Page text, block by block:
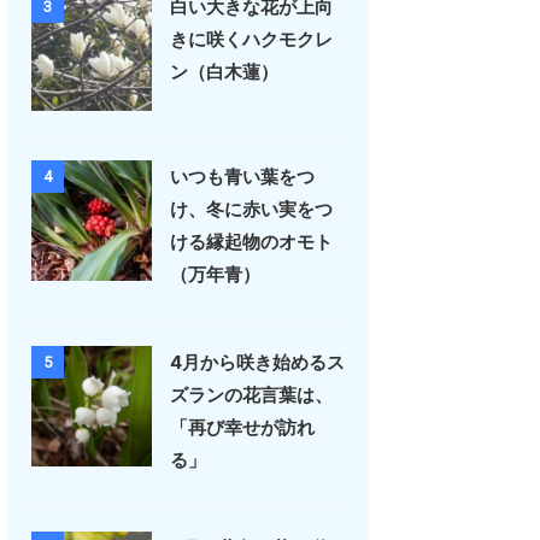
3
白い大きな花が上向
きに咲くハクモクレ
ン（白木蓮）
4
いつも青い葉をつ
け、冬に赤い実をつ
ける縁起物のオモト
（万年青）
5
4月から咲き始めるス
ズランの花言葉は、
「再び幸せが訪れ
る」